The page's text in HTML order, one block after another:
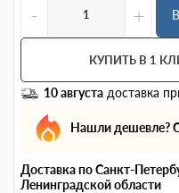
- +
КУПИТЬ В 1
10 августа доставка
Нашли дешевле?
Доставка по Санкт-
Ленинградской области